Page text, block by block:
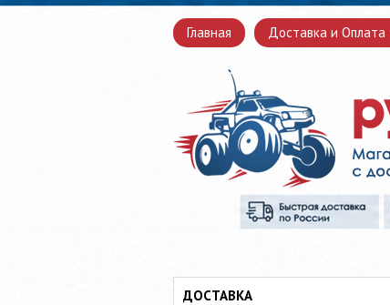
Главная Доставка и Оплата
ДОСТАВКА